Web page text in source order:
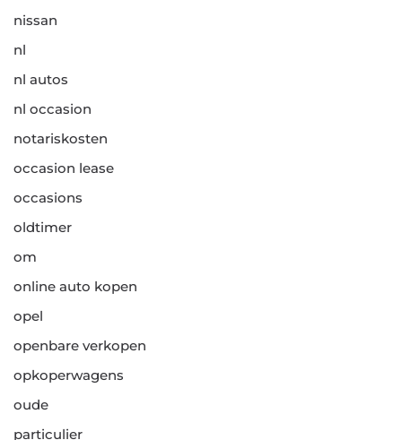
nissan
nl
nl autos
nl occasion
notariskosten
occasion lease
occasions
oldtimer
om
online auto kopen
opel
openbare verkopen
opkoperwagens
oude
particulier